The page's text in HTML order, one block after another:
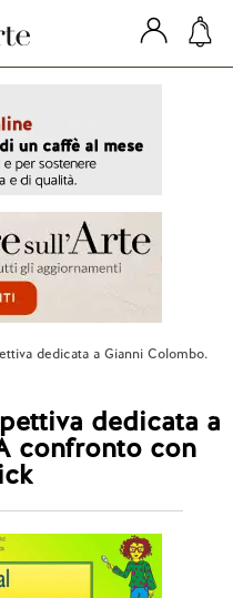
dedicata a Gianni Colombo.
dedicata a
confronto con